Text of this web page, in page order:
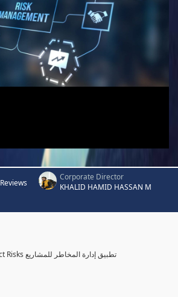
Reviews
Corporate Director
KHALID HAMID HASSAN M
Practice Managing Project Risks تطبيق إدارة المخاطر للمشاريع